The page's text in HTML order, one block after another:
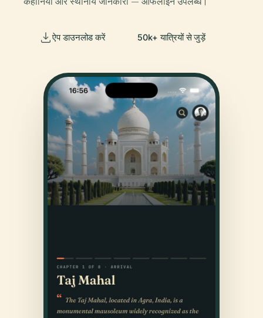
ऐप डाउनलोड करें 50k+ यात्रियों से जुड़ें